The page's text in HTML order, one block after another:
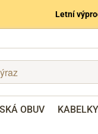
Letní
OBUV